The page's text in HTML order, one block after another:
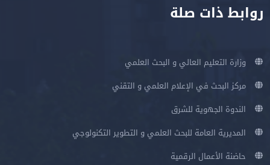
روابط ذات صلة
وزارة التعليم العالي و البحث العلمي
مركز البحث في الإعلام العلمي و التقني
الندوة الجهوية للشرق
المديرية العامة للبحث العلمي و التطوير التكنولوجي
حاضنة الأعمال الرقمية